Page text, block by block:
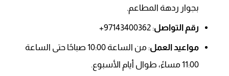
بجوار ردهة المطاعم.
رقم التواصل: 97143400362+
مواعيد العمل
: من الساعة 10:00 صباحًا حتى الساعة
11:00 مساءً، طوال أيام الأسبوع.